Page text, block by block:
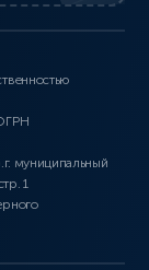
муниципальный
1